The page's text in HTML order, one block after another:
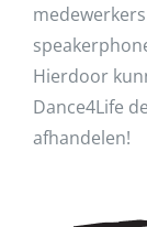
Hierdoor
Dance4Life
afhandelen!